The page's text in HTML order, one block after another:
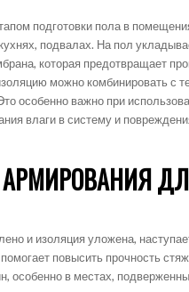
подготовки пола в
подвалах. На пол
которая предотвращает
можно комбинировать с
особенно важно при
влаги в систему и
и изоляция уложена,
повысить прочность
особенно в местах,